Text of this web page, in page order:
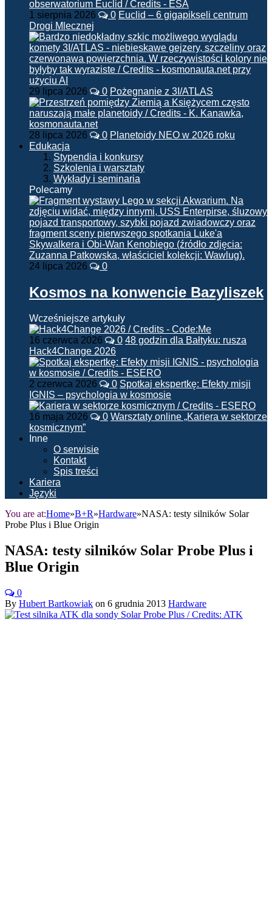
1 sierpnia 2026 0 Euclid – 6 gigapikseli centrum
Drogi Mlecznej
29 lipca 2026 0 Pożegnanie z 3I/ATLAS
28 lipca 2026 0 Planetoidy NEO w 2026 roku
Edukacja
Stypendia i konkursy
Szkolenia i warsztaty
Wykłady i seminaria
Polecamy
24 lipca 2026 0
Kosmos na konwencie Bazyliszek
Wcześniejsze artykuły
16 czerwca 2026 0 48 godzin dla Bałtyku: rusza
Hack4Change 2026
2 czerwca 2026 0 Spotkaj ekspertkę: Efekty misji
IGNIS – psychologia w kosmosie
16 maja 2026 0 Warsztaty online „Kariera w sektorze
kosmicznym”
Inne
O serwisie
Kontakt
Spis treści
Kariera
Języki
You are at:Home»B+R»Hardware»NASA: testy silników Solar
Probe Plus i Blue Origin
NASA: testy silników Solar Probe Plus i
Blue Origin
0
By Hubert Bartkowiak on 6 grudnia 2013 Hardware